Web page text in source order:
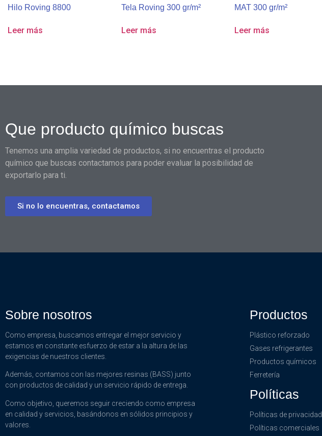
Hilo Roving 8800
Leer más
Tela Roving 300 gr/m²
Leer más
MAT 300 gr/m²
Leer más
Que producto químico buscas
Tenemos una amplia variedad de productos, si no encuentras el producto
químico que buscas contactamos para poder evaluar la posibilidad de
exportarlo para ti.
Si no lo encuentras, contactamos
Sobre nosotros
Como empresa, buscamos entregar el mejor servicio y
estamos en constante esfuerzo de estar a la altura de las
exigencias de nuestros clientes.
Además, contamos con las mejores resinas (BASS) junto
con productos de calidad y un servicio rápido de entrega.
Como objetivo, queremos seguir creciendo como empresa
en calidad y servicios, basándonos en sólidos principios y
valores.
Productos
Plástico reforzado
Gases refrigerantes
Productos químicos
Ferretería
Políticas
Políticas de privacidad
Políticas comerciales